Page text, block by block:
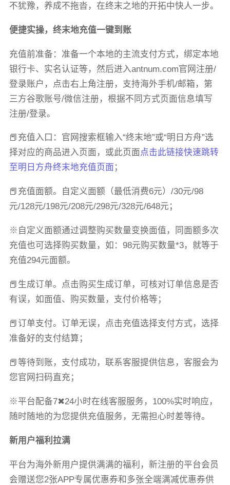
不犹豫，养成不拖沓，在终末之地的开拓中快人一步。
便捷实操，终末地充值一键到账
充值前准备：准备一个本地的主流支付方式，绑定本地
银行卡、实名认证等，然后进入antnum.com官网注册/
登录账户，点击右上角注册，支持海外手机/邮箱，第
三方谷歌账号/微信注册，根据不同方式页面信息填写
注册/登录。
📕充值入口：官网搜索框输入“终末地”或“明日方舟”选
择对应的商品进入页面，或此页面点击此链接快速跳转
至明日方舟终末地充值页面 ；
📕充值面额。自定义面额（最低消费6元）/30元/98
元/128元/198元/208元/298元/328元/648元；
※自定义面额通过调整购买数量变换面值，同面额多次
充值也可选择购买数量，如：98元购买数量*3，就等于
充值294元面额。
📕生成订单。点击购买生成订单，可核对订单信息是否
有误，如面值、购买数量，支付价格等；
📕订单支付。订单无误，点击充值选择支付方式，选择
准备好的支付结算；
📕等待到账，支付成功，联系客服提供信息，客服会为
您官网扫码直充；
※平台配备7✖24小时在线客服服务，100%实时响应，
随时随地的为您提供充值服务，无需担心时差等待。
新用户福利拉满
平台为海外新用户提供满满的福利，新注册的平台会员
会赠送您2张APP专属优惠券和多张全端满减优惠券供